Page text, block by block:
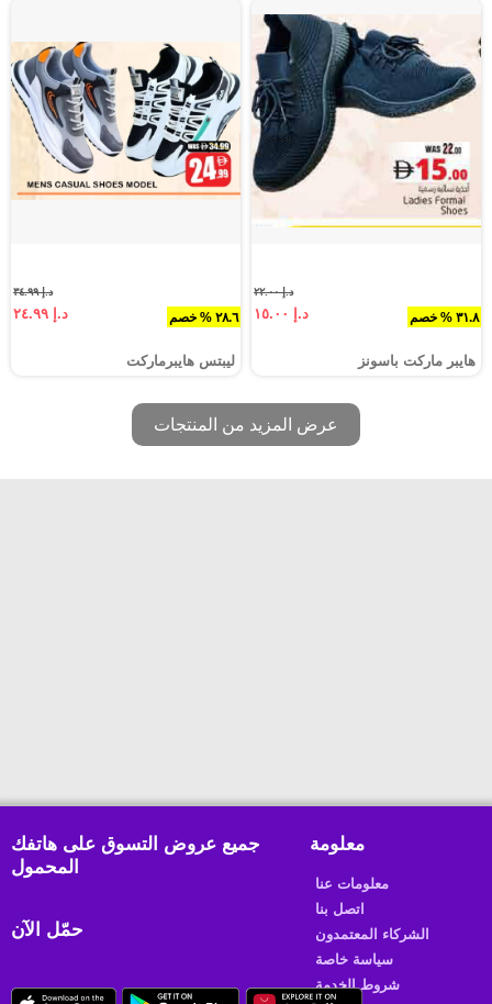
٣١.٨ % خصم
د.إ ٢٢.٠٠
د.إ ١٥.٠٠
هايبر ماركت باسونز
٢٨.٦ % خصم
د.إ ٣٤.٩٩
د.إ ٢٤.٩٩
ليبتس هايبرماركت
عرض المزيد من المنتجات
جميع عروض التسوق على هاتفك
المحمول
حمّل الآن
معلومة
معلومات عنا
اتصل بنا
الشركاء المعتمدون
سياسة خاصة
شروط الخدمة